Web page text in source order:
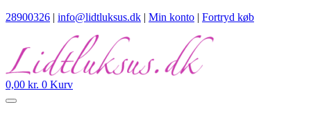
28900326 | info@lidtluksus.dk | Min konto | Fortryd køb
0,00 kr. 0 Kurv